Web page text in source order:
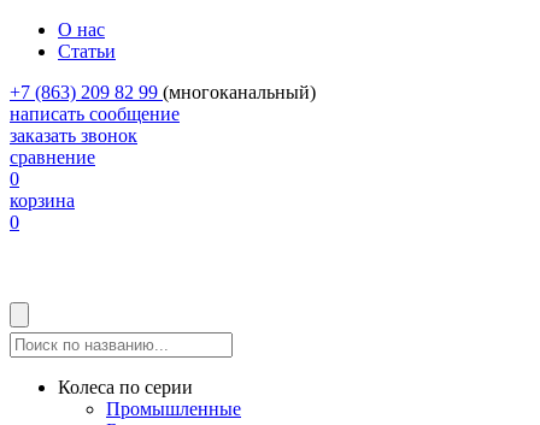
О нас
Статьи
+7 (863) 209 82 99 (многоканальный)
написать сообщение
заказать звонок
сравнение
0
корзина
0
Колеса по серии
Промышленные